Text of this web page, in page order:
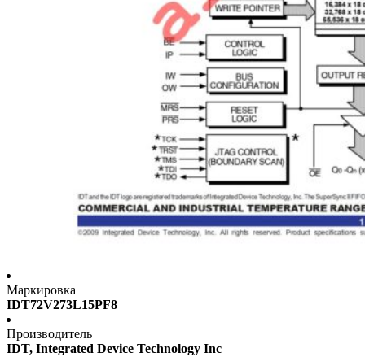
Маркировка
IDT72V273L15PF8
Производитель
IDT, Integrated Device Technology Inc